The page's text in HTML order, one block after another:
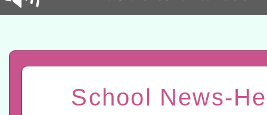
本館辦理115年度閱讀磐
「數位內容與教學軟體線
School News-